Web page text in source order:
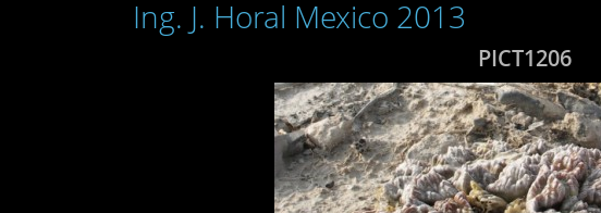
Ing. J. Horal Mexico 2013
PICT1206